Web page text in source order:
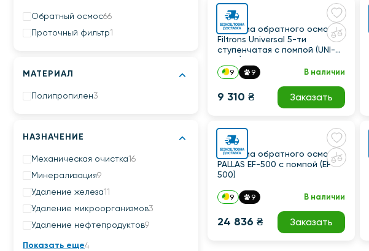
Обратный осмос66
Проточный фильтр1
МАТЕРИАЛ
Полипропилен3
НАЗНАЧЕНИЕ
Механическая очистка16
Минерализация9
Удаление железа11
Удаление микроорганизмов3
Удаление нефтепродуктов9
Показать еще4
Система обратного осмоса
Filtrons Universal 5-ти
ступенчатая с помпой (UNI-5
PUMP)
9 9 В наличии
9 310 ₴ Заказать
Система обратного осмоса
PALLAS EF-500 с помпой (EF-
500)
9 9 В наличии
24 836 ₴ Заказать